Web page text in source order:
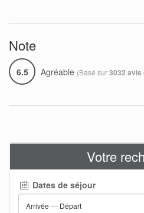
Note
6.5 Agréable (Basé sur3032 avis
Votre
Dates de séjour
Arrivée — Départ